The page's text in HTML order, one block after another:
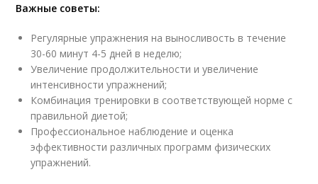
Важные советы:
Регулярные упражнения на выносливость в течение
30-60 минут 4-5 дней в неделю;
Увеличение продолжительности и увеличение
интенсивности упражнений;
Комбинация тренировки в соответствующей норме с
правильной диетой;
Профессиональное наблюдение и оценка
эффективности различных программ физических
упражнений.